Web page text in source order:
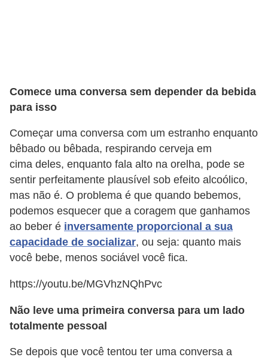
Comece uma conversa sem depender da bebida
para isso
Começar uma conversa com um estranho enquanto
bêbado ou bêbada, respirando cerveja em
cima deles, enquanto fala alto na orelha, pode se
sentir perfeitamente plausível sob efeito alcoólico,
mas não é. O problema é que quando bebemos,
podemos esquecer que a coragem que ganhamos
ao beber é inversamente proporcional a sua
capacidade de socializar, ou seja: quanto mais
você bebe, menos sociável você fica.
https://youtu.be/MGVhzNQhPvc
Não leve uma primeira conversa para um lado
totalmente pessoal
Se depois que você tentou ter uma conversa a
e
T